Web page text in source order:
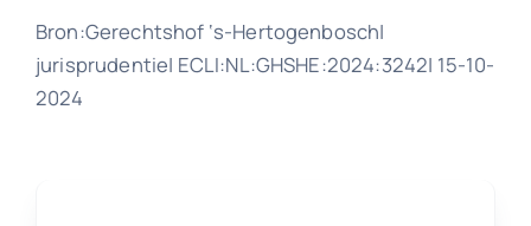
Bron:Gerechtshof ‘s-Hertogenbosch|
jurisprudentie| ECLI:NL:GHSHE:2024:3242| 15-10-
2024